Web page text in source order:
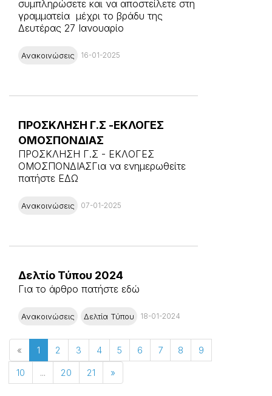
συμπληρώσετε και να αποστείλετε στη
γραμματεία μέχρι το βράδυ της
Δευτέρας 27 Ιανουαρίο
Ανακοινώσεις 16-01-2025
ΠΡΟΣΚΛΗΣΗ Γ.Σ -ΕΚΛΟΓΕΣ
ΟΜΟΣΠΟΝΔΙΑΣ
ΠΡΟΣΚΛΗΣΗ Γ.Σ - ΕΚΛΟΓΕΣ
ΟΜΟΣΠΟΝΔΙΑΣΓια να ενημερωθείτε
πατήστε ΕΔΩ
Ανακοινώσεις 07-01-2025
Δελτίο Τύπου 2024
Για το άρθρο πατήστε εδώ
Ανακοινώσεις Δελτία Τύπου 18-01-2024
« 1 2 3 4 5 6 7 8
9
10
... 20 21 »